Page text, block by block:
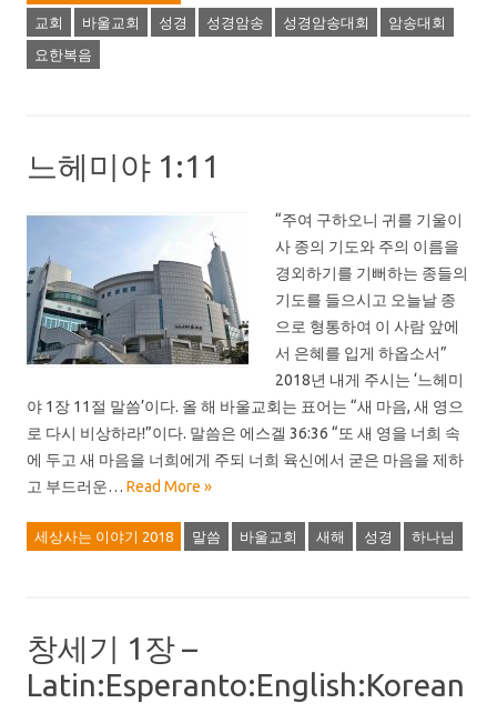
교회 바울교회 성경 성경암송 성경암송대회 암송대회
요한복음
느헤미야 1:11
“주여 구하오니 귀를 기울이
사 종의 기도와 주의 이름을
경외하기를 기뻐하는 종들의
기도를 들으시고 오늘날 종
으로 형통하여 이 사람 앞에
서 은혜를 입게 하옵소서”
2018년 내게 주시는 ‘느헤미
야 1장 11절 말씀’이다. 올 해 바울교회는 표어는 “새 마음, 새 영으
로 다시 비상하라!”이다. 말씀은 에스겔 36:36 “또 새 영을 너희 속
에 두고 새 마음을 너희에게 주되 너희 육신에서 굳은 마음을 제하
고 부드러운… Read More »
세상사는 이야기 2018 말씀 바울교회 새해 성경 하나님
창세기 1장 –
Latin:Esperanto:English:Korean